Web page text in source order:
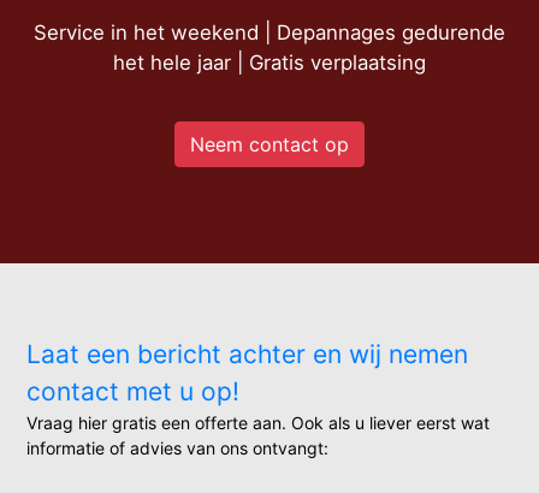
Service in het weekend | Depannages gedurende
het hele jaar | Gratis verplaatsing
Neem contact op
Laat een bericht achter en wij nemen
contact met u op!
Vraag hier gratis een offerte aan. Ook als u liever eerst wat
informatie of advies van ons ontvangt: